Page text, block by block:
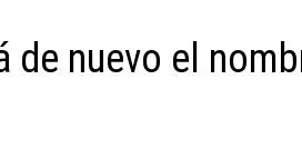
de nuevo el